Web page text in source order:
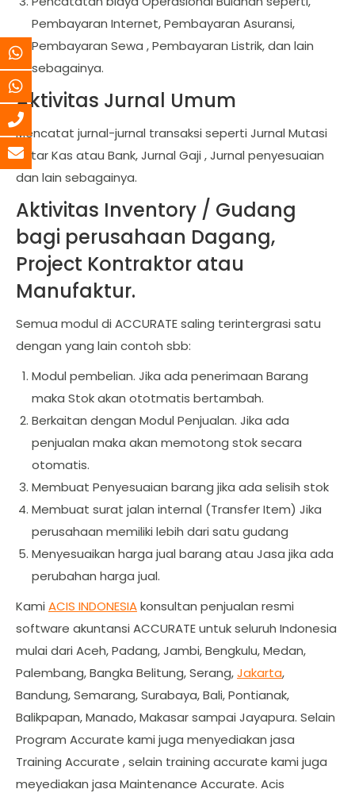
Pembayaran Internet, Pembayaran Asuransi,
Pembayaran Sewa , Pembayaran Listrik, dan lain
sebagainya.
Aktivitas Jurnal Umum
Mencatat jurnal-jurnal transaksi seperti Jurnal Mutasi
Antar Kas atau Bank, Jurnal Gaji , Jurnal penyesuaian
dan lain sebagainya.
Aktivitas Inventory / Gudang
bagi perusahaan Dagang,
Project Kontraktor atau
Manufaktur.
Semua modul di ACCURATE saling terintergrasi satu
dengan yang lain contoh sbb:
Modul pembelian. Jika ada penerimaan Barang
maka Stok akan ototmatis bertambah.
Berkaitan dengan Modul Penjualan. Jika ada
penjualan maka akan memotong stok secara
otomatis.
Membuat Penyesuaian barang jika ada selisih stok
Membuat surat jalan internal (Transfer Item) Jika
perusahaan memiliki lebih dari satu gudang
Menyesuaikan harga jual barang atau Jasa jika ada
perubahan harga jual.
Kami ACIS INDONESIAkonsultan penjualan resmi
software akuntansi ACCURATE untuk seluruh Indonesia
mulai dari Aceh, Padang, Jambi, Bengkulu, Medan,
Palembang, Bangka Belitung, Serang,Jakarta,
Bandung, Semarang, Surabaya, Bali, Pontianak,
Balikpapan, Manado, Makasar sampai Jayapura. Selain
Program Accurate kami juga menyediakan jasa
Training Accurate , selain training accurate kami juga
meyediakan jasa Maintenance Accurate. Acis